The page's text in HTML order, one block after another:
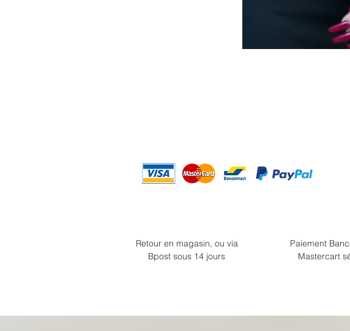
Retour en magasin, ou via
Bpost sous 14 jours
Paiement
Mastercart